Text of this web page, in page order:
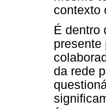
contexto
É dentro
presente
da rede